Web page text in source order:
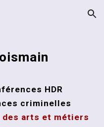
Skip to navigation
HDR
criminelles
des arts et métiers